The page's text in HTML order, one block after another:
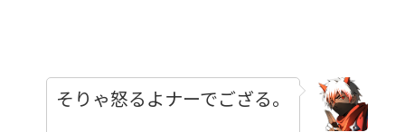
そりゃ怒るよナーでござる。